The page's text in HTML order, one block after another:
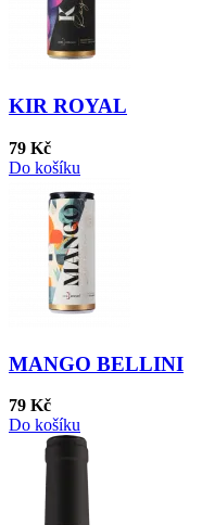
KIR ROYAL
79 Kč
Do košíku
MANGO BELLINI
79 Kč
Do košíku